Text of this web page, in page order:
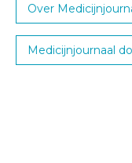
Over
Medicijnjournaal